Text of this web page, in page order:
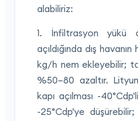
alabiliriz:
1. İnfiltrasyon
açıldığında dış
kg/h nem ekleyebilir;
%50–80 azaltır.
kapı açılması -
-25°Cdp'ye